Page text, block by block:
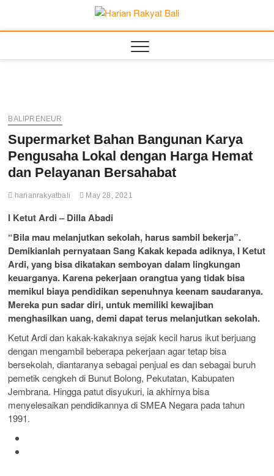
content
Harian
SEMANGAT
BALIPRENEUR
Supermarket Bahan Bangunan Karya
Pengusaha Lokal dengan Harga Hemat
dan Pelayanan Bersahabat
harianrakyatbali May 28, 2021
I Ketut Ardi – Dilla Abadi
“Bila mau melanjutkan sekolah, harus sambil bekerja”.
Demikianlah pernyataan Sang Kakak kepada adiknya, I Ketut
Ardi, yang bisa dikatakan semboyan dalam lingkungan
keuarganya. Karena pekerjaan orangtua yang tidak bisa
memikul biaya pendidikan sepenuhnya keenam saudaranya.
Mereka pun sadar diri, untuk memiliki kewajiban
menghasilkan uang, demi dapat terus melanjutkan sekolah.
Ketut Ardi dan kakak-kakaknya sejak kecil harus ikut berjuang
dengan mengambil beberapa pekerjaan agar tetap bisa
bersekolah, diantaranya sebagai penjual es dan sebagai buruh
pemetik cengkeh di Bunut Bolong, Pekutatan, Kabupaten
Jembrana. Hingga patut disyukuri, ia akhirnya bisa
menyelesaikan pendidikannya di SMEA Negara pada tahun
1991.